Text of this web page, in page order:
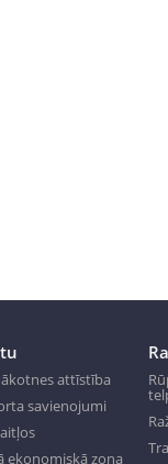
attīstība
savienojumi
ekonomiskā zona